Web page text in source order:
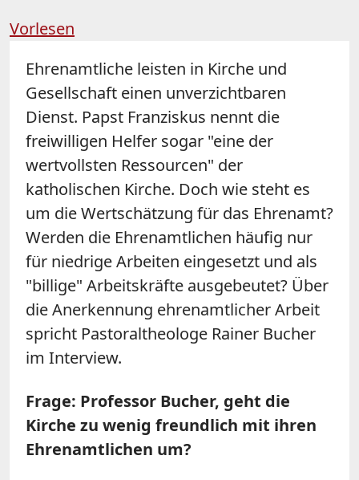
Vorlesen
Ehrenamtliche leisten in Kirche und
Gesellschaft einen unverzichtbaren
Dienst. Papst Franziskus nennt die
freiwilligen Helfer sogar "eine der
wertvollsten Ressourcen" der
katholischen Kirche. Doch wie steht es
um die Wertschätzung für das Ehrenamt?
Werden die Ehrenamtlichen häufig nur
für niedrige Arbeiten eingesetzt und als
"billige" Arbeitskräfte ausgebeutet? Über
die Anerkennung ehrenamtlicher Arbeit
spricht Pastoraltheologe Rainer Bucher
im Interview.
Frage: Professor Bucher, geht die
Kirche zu wenig freundlich mit ihren
Ehrenamtlichen um?